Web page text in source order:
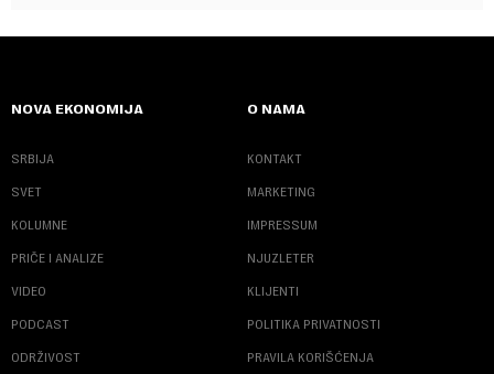
NOVA EKONOMIJA
SRBIJA
SVET
KOLUMNE
PRIČE I ANALIZE
VIDEO
PODCAST
ODRŽIVOST
O NAMA
KONTAKT
MARKETING
IMPRESSUM
NJUZLETER
KLIJENTI
POLITIKA PRIVATNOSTI
PRAVILA KORIŠĆENJA